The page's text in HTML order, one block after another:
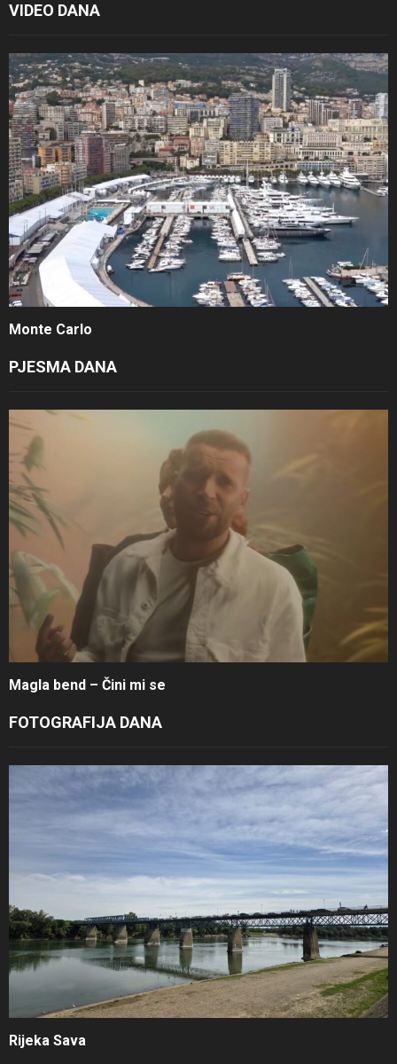
VIDEO DANA
Monte Carlo
PJESMA DANA
Magla bend – Čini mi se
FOTOGRAFIJA DANA
Rijeka Sava